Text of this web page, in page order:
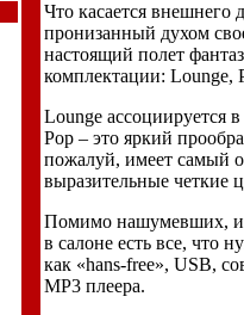
Что касается внешнего
пронизанный духом
настоящий полет
комплектации: Lounge,
Lounge ассоциируется
Pop – это яркий
пожалуй, имеет самый
выразительные
Помимо нашумевших, и
в салоне есть все, что
как «hans-free», USB,
MP3 плеера.